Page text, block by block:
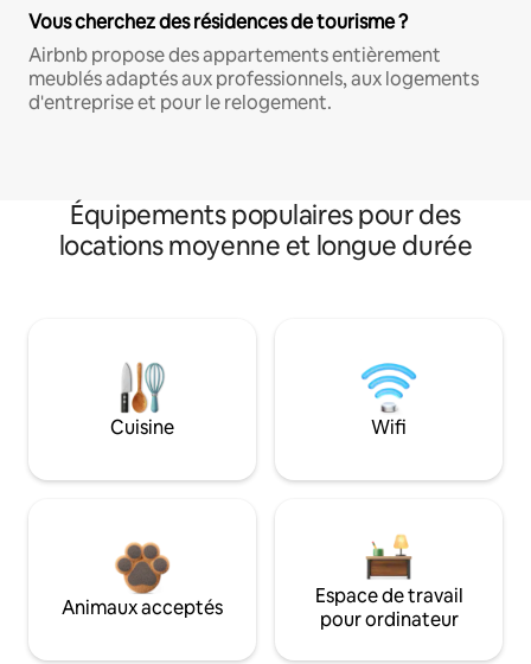
Vous cherchez des résidences de tourisme ?
Airbnb propose des appartements entièrement
meublés adaptés aux professionnels, aux logements
d'entreprise et pour le relogement.
Équipements populaires pour des
locations moyenne et longue durée
Cuisine Wifi
Animaux acceptés
Espace de travail
pour ordinateur